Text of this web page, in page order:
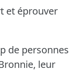
et éprouver
de personnes
leur